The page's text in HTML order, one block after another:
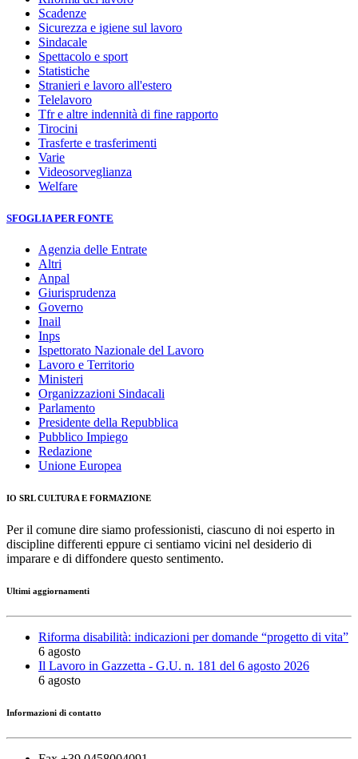
Scadenze
Sicurezza e igiene sul lavoro
Sindacale
Spettacolo e sport
Statistiche
Stranieri e lavoro all'estero
Telelavoro
Tfr e altre indennità di fine rapporto
Tirocini
Trasferte e trasferimenti
Varie
Videosorveglianza
Welfare
SFOGLIA PER FONTE
Agenzia delle Entrate
Altri
Anpal
Giurisprudenza
Governo
Inail
Inps
Ispettorato Nazionale del Lavoro
Lavoro e Territorio
Ministeri
Organizzazioni Sindacali
Parlamento
Presidente della Repubblica
Pubblico Impiego
Redazione
Unione Europea
IO SRL CULTURA E FORMAZIONE
Per il comune dire siamo professionisti, ciascuno di noi esperto in
discipline differenti eppure ci sentiamo vicini nel desiderio di
imparare e di diffondere questo sentimento.
Ultimi aggiornamenti
Riforma disabilità: indicazioni per domande “progetto di vita”
6 agosto
Il Lavoro in Gazzetta - G.U. n. 181 del 6 agosto 2026
6 agosto
Informazioni di contatto